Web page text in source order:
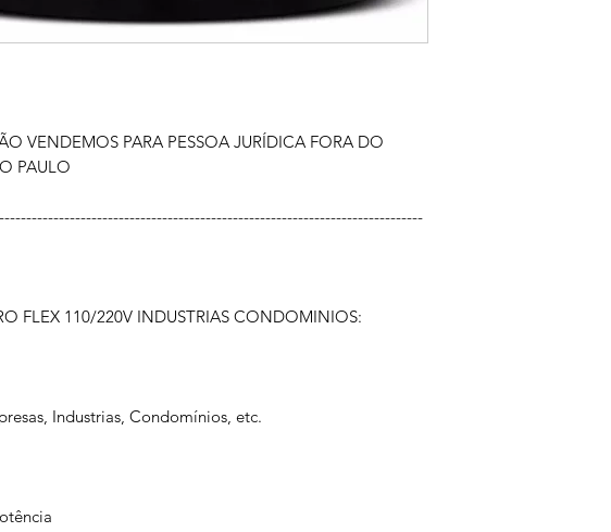
VENDEMOS PARA PESSOA JURÍDICA FORA DO
PAULO
FLEX 110/220V INDUSTRIAS CONDOMINIOS:
Industrias, Condomínios, etc.